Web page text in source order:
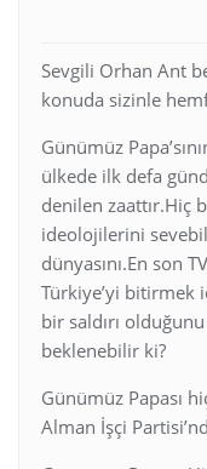
Sevgili Orhan Ant
konuda sizinle
Günümüz
ülkede ilk defa
denilen zaattır.Hiç
ideolojilerini
dünyasını.En son
Türkiye’yi bitirmek
bir saldırı
beklenebilir ki?
Günümüz Papası
Alman İşçi